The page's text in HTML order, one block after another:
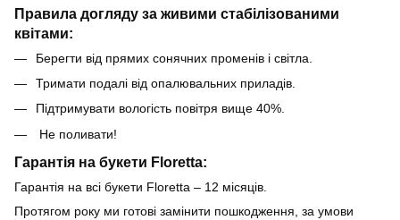
Правила догляду за живими стабілізованими
квітами:
Берегти від прямих сонячних променів і світла.
Тримати подалі від опалювальних приладів.
Підтримувати вологість повітря вище 40%.
Не поливати!
Гарантія на букети Floretta:
Гарантія на всі букети Floretta – 12 місяців.
Протягом року ми готові замінити пошкодження, за умови